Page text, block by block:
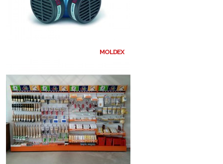
MOLDEX